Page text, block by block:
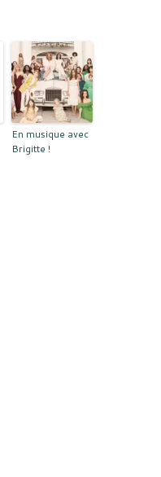
En musique avec
Brigitte !